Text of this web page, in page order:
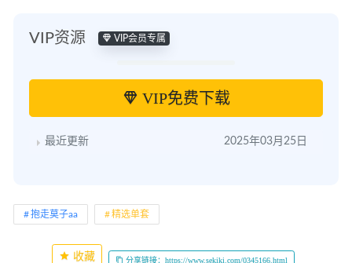
VIP资源 VIP会员专属
VIP免费下载
最近更新 2025年03月25日
抱走莫子aa 精选单套
收藏 分享链接：https://www.sekiki.com/0345166.html